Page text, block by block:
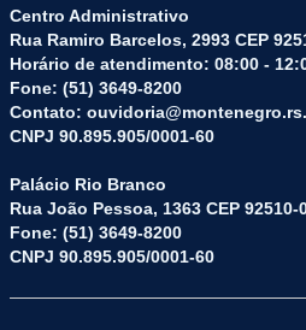
Centro Administrativo
Rua Ramiro Barcelos, 2993 CEP
Horário de atendimento: 08:00 -
Fone: (51) 3649-8200
Contato:
CNPJ 90.895.905/0001-60
Palácio Rio Branco
Rua João Pessoa, 1363 CEP 92510-
Fone: (51) 3649-8200
CNPJ 90.895.905/0001-60